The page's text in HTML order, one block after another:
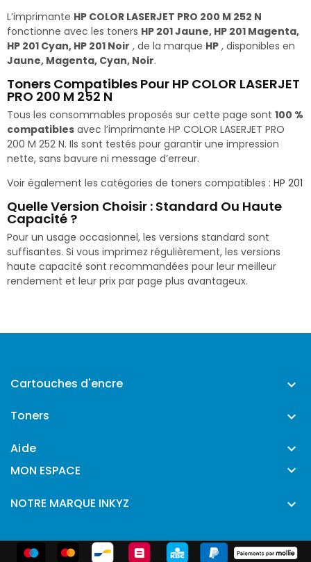
L’imprimante HP COLOR LASERJET PRO 200 M 252 N
fonctionne avec les toners HP 201 Jaune, HP 201 Magenta,
HP 201 Cyan, HP 201 Noir , de la marque HP , disponibles en
Jaune, Magenta, Cyan, Noir.
Toners Compatibles Pour HP COLOR LASERJET
PRO 200 M 252 N
Tous les consommables proposés sur cette page sont 100 %
compatibles avec l’imprimante HP COLOR LASERJET PRO
200 M 252 N. Ils sont testés pour garantir une impression
nette, sans bavure ni message d’erreur.
Voir également les catégories de toners compatibles : HP 201
Quelle Version Choisir : Standard Ou Haute
Capacité ?
Pour un usage occasionnel, les versions standard sont
suffisantes. Si vous imprimez régulièrement, les versions
haute capacité sont recommandées pour leur meilleur
rendement et leur prix par page plus avantageux.
Cartouches d'encre 
Toners 
Aide 
MON ESPACE 
NOTRE MARQUE INKYZ 